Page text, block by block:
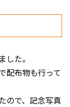
た。
配布物も行って
ので、記念写真